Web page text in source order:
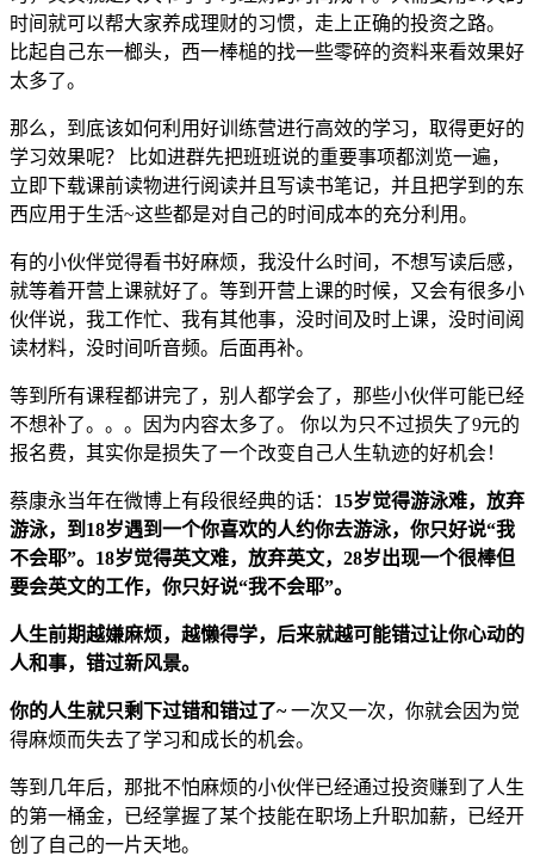
时间就可以帮大家养成理财的习惯，走上正确的投资之路。
比起自己东一榔头，西一棒槌的找一些零碎的资料来看效果好
太多了。
那么，到底该如何利用好训练营进行高效的学习，取得更好的
学习效果呢？ 比如进群先把班班说的重要事项都浏览一遍，
立即下载课前读物进行阅读并且写读书笔记，并且把学到的东
西应用于生活~这些都是对自己的时间成本的充分利用。
有的小伙伴觉得看书好麻烦，我没什么时间，不想写读后感，
就等着开营上课就好了。等到开营上课的时候，又会有很多小
伙伴说，我工作忙、我有其他事，没时间及时上课，没时间阅
读材料，没时间听音频。后面再补。
等到所有课程都讲完了，别人都学会了，那些小伙伴可能已经
不想补了。。。因为内容太多了。 你以为只不过损失了9元的
报名费，其实你是损失了一个改变自己人生轨迹的好机会！
蔡康永当年在微博上有段很经典的话： 15岁觉得游泳难，放弃
游泳，到18岁遇到一个你喜欢的人约你去游泳，你只好说“我
不会耶”。18岁觉得英文难，放弃英文，28岁出现一个很棒但
要会英文的工作，你只好说“我不会耶”。
人生前期越嫌麻烦，越懒得学，后来就越可能错过让你心动的
人和事，错过新风景。
你的人生就只剩下过错和错过了~一次又一次，你就会因为觉
得麻烦而失去了学习和成长的机会。
等到几年后，那批不怕麻烦的小伙伴已经通过投资赚到了人生
的第一桶金，已经掌握了某个技能在职场上升职加薪，已经开
创了自己的一片天地。